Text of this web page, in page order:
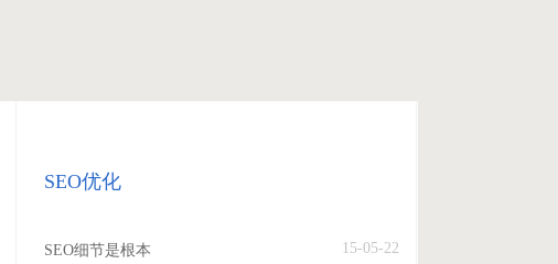
SEO优化
SEO细节是根本 15-05-22